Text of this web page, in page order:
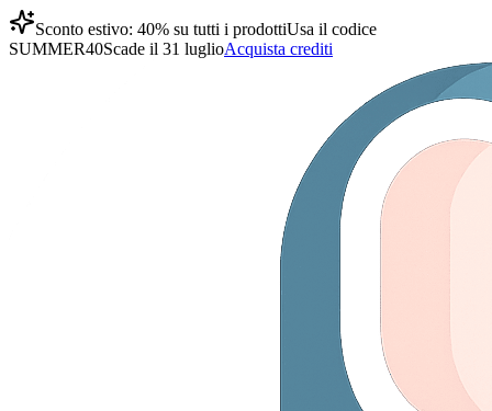
Sconto estivo: 40% su tutti i prodottiUsa il codice
SUMMER40Scade il 31 luglioAcquista crediti